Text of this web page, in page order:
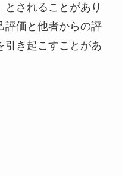
されることがあり
評価と他者からの評
引き起こすことがあ